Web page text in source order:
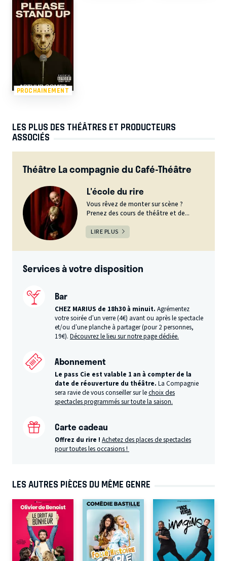
PROCHAINEMENT
LES PLUS DES THÉÂTRES ET PRODUCTEURS
ASSOCIÉS
Théâtre La compagnie du Café-Théâtre
L'école du rire
Vous rêvez de monter sur scène ?
Prenez des cours de théâtre et de...
LIRE PLUS
Services à votre disposition
Bar
CHEZ MARIUS de 18h30 à minuit.Agrémentez
votre soirée d’un verre (4€) avant ou après le spectacle
et/ou d’une planche à partager (pour 2 personnes,
19€).Découvrez le lieu sur notre page dédiée.
Abonnement
Le pass Cie est valable 1 an à compter de la
date de réouverture du théâtre.La Compagnie
sera ravie de vous conseiller sur lechoix des
spectacles programmés sur toute la saison.
Carte cadeau
Offrez du rire ! Achetez des places de spectacles
pour toutes les occasions !
LES AUTRES PIÈCES DU MÊME GENRE